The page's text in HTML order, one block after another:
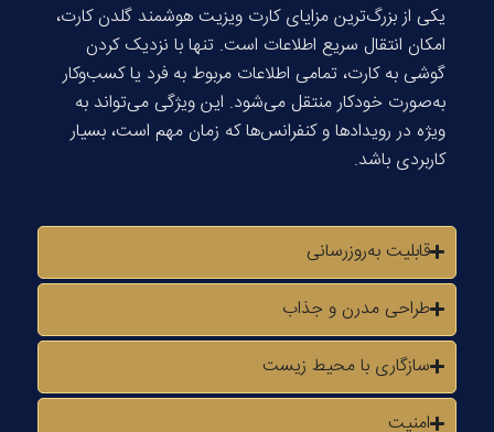
یکی از بزرگ‌ترین مزایای کارت ویزیت هوشمند گلدن کارت،
امکان انتقال سریع اطلاعات است. تنها با نزدیک کردن
گوشی به کارت، تمامی اطلاعات مربوط به فرد یا کسب‌وکار
به‌صورت خودکار منتقل می‌شود. این ویژگی می‌تواند به
ویژه در رویدادها و کنفرانس‌ها که زمان مهم است، بسیار
کاربردی باشد.
قابلیت به‌روزرسانی
طراحی مدرن و جذاب
سازگاری با محیط زیست
امنیت